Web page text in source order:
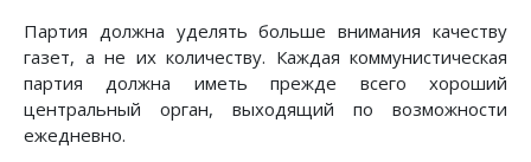
Партия должна уделять больше внимания качеству
газет, а не их количеству. Каждая коммунистическая
партия должна иметь прежде всего хороший
центральный орган, выходящий по возможности
ежедневно.